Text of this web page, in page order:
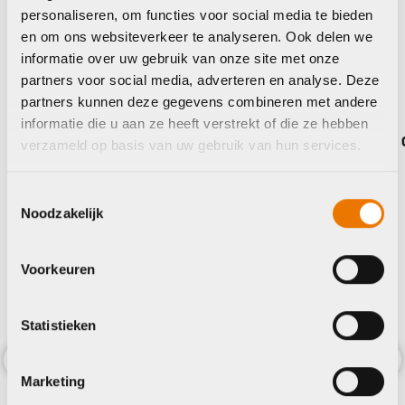
personaliseren, om functies voor social media te bieden
en om ons websiteverkeer te analyseren. Ook delen we
informatie over uw gebruik van onze site met onze
partners voor social media, adverteren en analyse. Deze
partners kunnen deze gegevens combineren met andere
informatie die u aan ze heeft verstrekt of die ze hebben
verzameld op basis van uw gebruik van hun services.
Noodzakelijk
Voorkeuren
Statistieken
Marketing
Maak je fiets compleet
Bekijk alle accessoires
Previous
Shimano